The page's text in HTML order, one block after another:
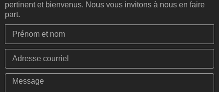
pertinent et bienvenus. Nous vous invitons à nous en faire
part.